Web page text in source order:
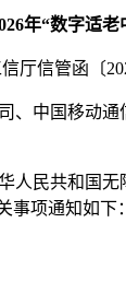
年“数字适
厅信管函〔
中国移动
共和国无
事项通知如下：